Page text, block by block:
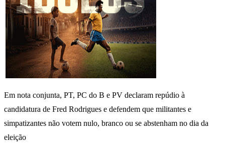
Em nota conjunta, PT, PC do B e PV declaram repúdio à
candidatura de Fred Rodrigues e defendem que militantes e
simpatizantes não votem nulo, branco ou se abstenham no dia da
eleição